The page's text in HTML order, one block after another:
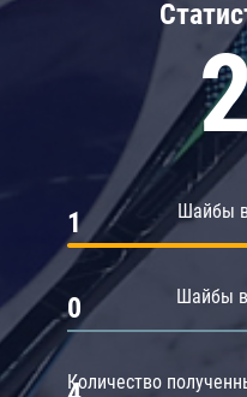
Шайбы
1
Шайбы
0
Количество